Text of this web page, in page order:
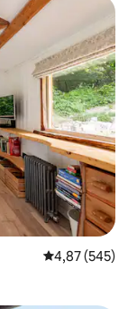
Gemiddelde
4,87 (545)